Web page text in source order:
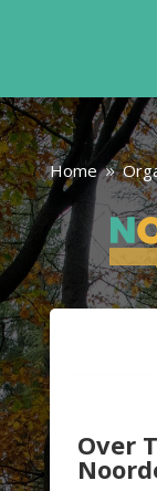
Home 9
Over